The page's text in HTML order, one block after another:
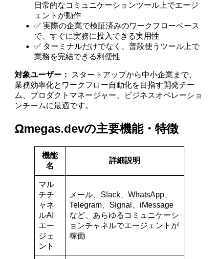
日常的なコミュニケーションツール上でエージ
ェントが動作
✅ 実際の企業で検証済みのワークフローベース
で、すぐに実務に投入できる実用性
✅ ターミナルだけでなく、普段使うツール上で
業務を完結できる利便性
対象ユーザー：
スタートアップから中小企業まで、
業務効率化とワークフロー自動化を目指す開発チー
ム、プロダクトマネージャー、ビジネスオペレーショ
ンチームに最適です。
Ωmegas.devの主要機能・特徴
機能
名
詳細説明
マル
チチ
ャネ
ルAI
エー
ジェ
ント
メール、Slack、WhatsApp、
Telegram、Signal、iMessage
など、あらゆるコミュニケーシ
ョンチャネルでエージェントが
稼働